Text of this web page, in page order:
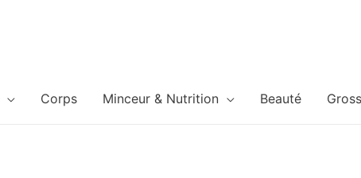
Corps Minceur & Nutrition Beauté